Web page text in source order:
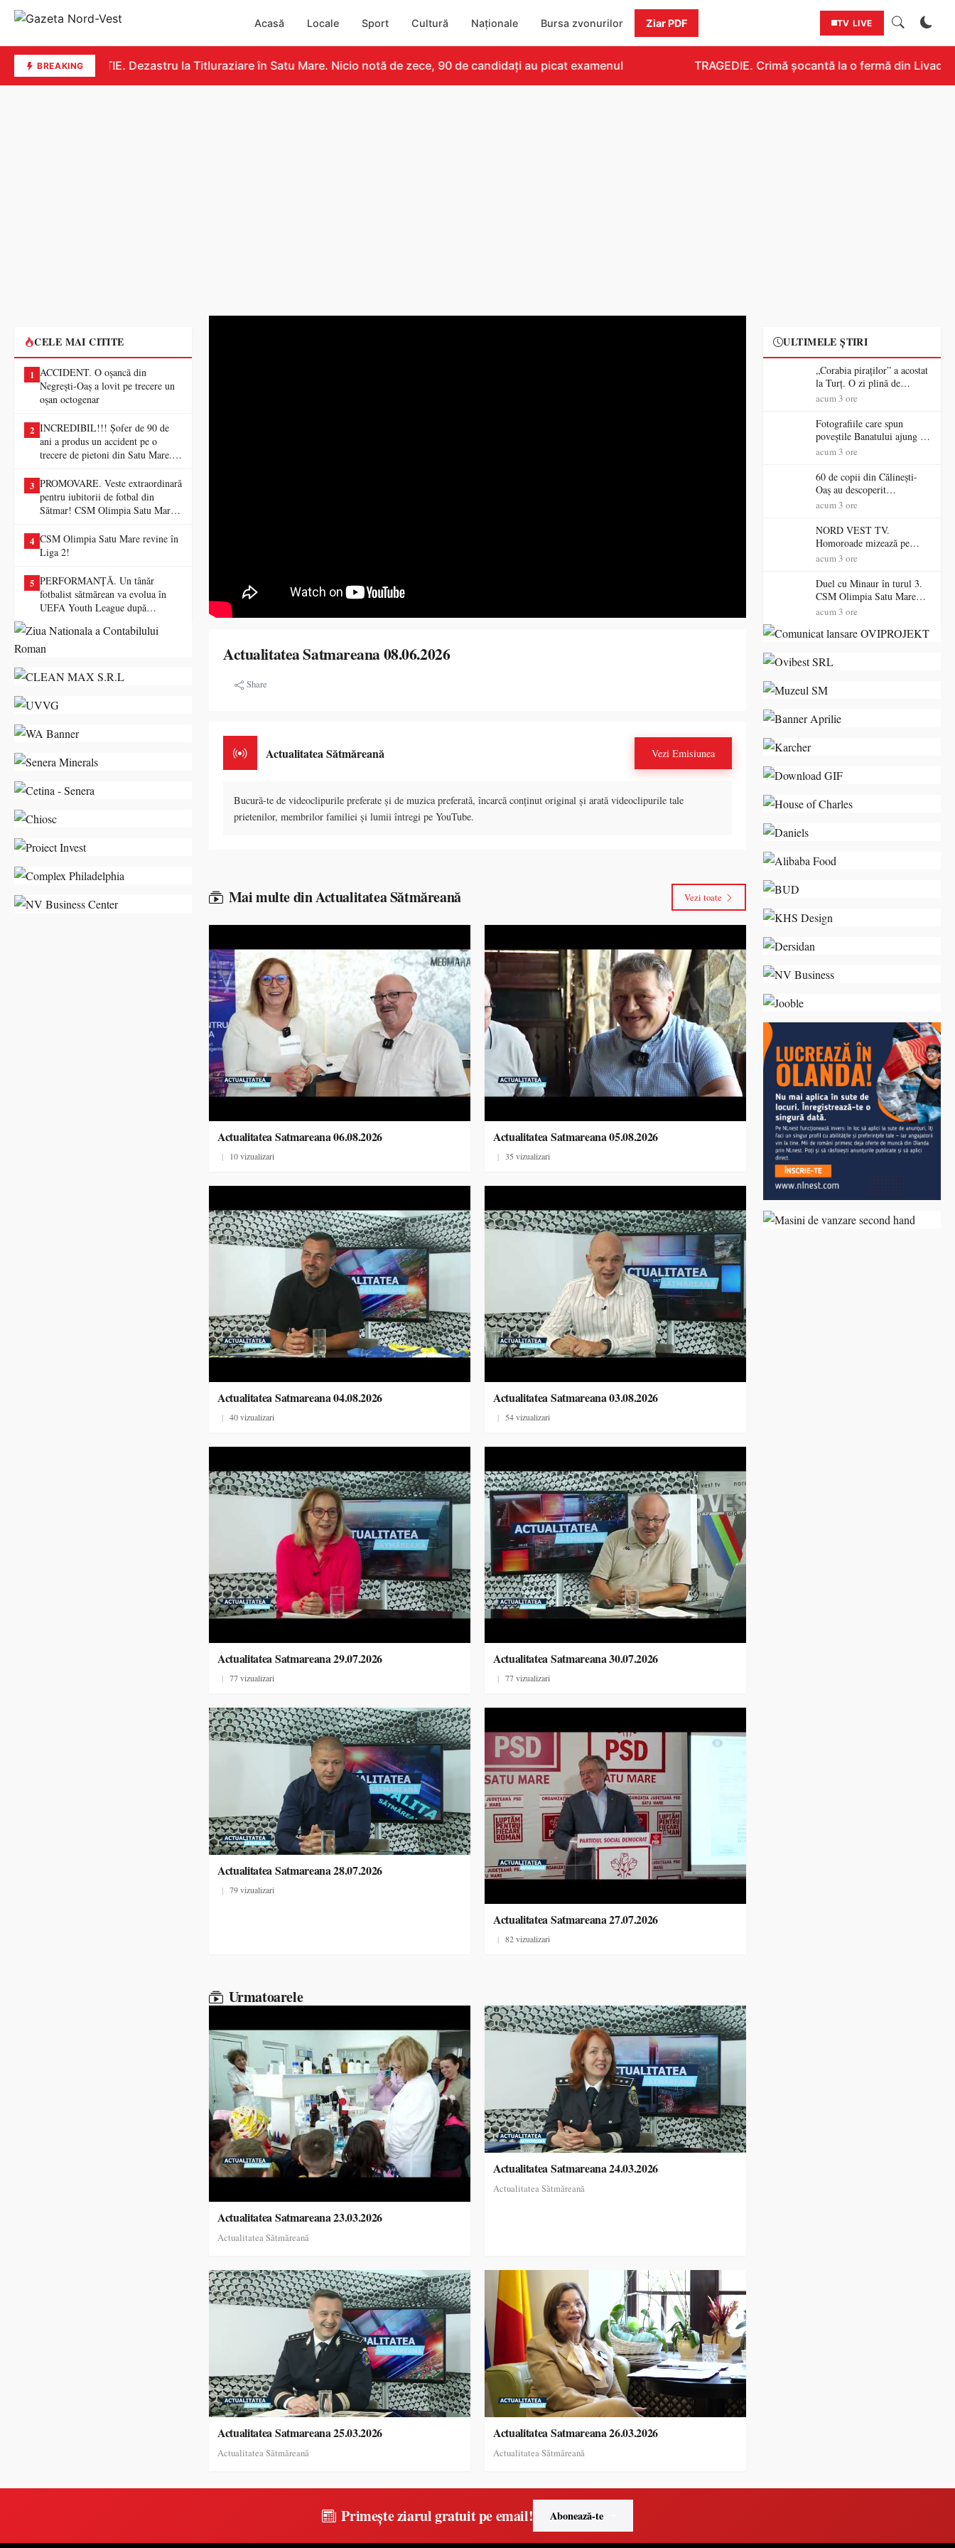
Acasă Locale Sport Cultură Naționale Bursa zvonurilor Ziar PDF TV LIVE
BREAKING
EDUCAȚIE. Dezastru la Titluraziare în Satu Mare. Nicio notă de zece, 90 de candidați au picat examenul TRAGEDIE. Crimă șocantă la o fermă din
CELE MAI CITITE
1 ACCIDENT. O oșancă din
Negrești-Oaș a lovit pe trecere un
oșan octogenar
2 INCREDIBIL!!! Șofer de 90 de
ani a produs un accident pe o
trecere de pietoni din Satu Mare. O
3 PROMOVARE. Veste extraordinară
pentru iubitorii de fotbal din
Sătmar! CSM Olimpia Satu Mare
4 CSM Olimpia Satu Mare revine în
Liga 2!
5 PERFORMANȚĂ. Un tânăr
fotbalist sătmărean va evolua în
UEFA Youth League după
Actualitatea Satmareana 08.06.2026
Share
Actualitatea Sătmăreană Vezi Emisiunea
Bucură-te de videoclipurile preferate și de muzica preferată, încarcă conținut original și arată videoclipurile tale
prietenilor, membrilor familiei și lumii întregi pe YouTube.
Mai multe din Actualitatea Sătmăreană Vezi toate
Actualitatea Satmareana 06.08.2026
| 10 vizualizari
Actualitatea Satmareana 05.08.2026
| 35 vizualizari
Actualitatea Satmareana 04.08.2026
| 40 vizualizari
Actualitatea Satmareana 03.08.2026
| 54 vizualizari
Actualitatea Satmareana 29.07.2026
| 77 vizualizari
Actualitatea Satmareana 30.07.2026
| 77 vizualizari
Actualitatea Satmareana 28.07.2026
| 79 vizualizari
Actualitatea Satmareana 27.07.2026
| 82 vizualizari
Urmatoarele
Actualitatea Satmareana 23.03.2026
Actualitatea Sătmăreană
Actualitatea Satmareana 24.03.2026
Actualitatea Sătmăreană
Actualitatea Satmareana 25.03.2026
Actualitatea Sătmăreană
Actualitatea Satmareana 26.03.2026
Actualitatea Sătmăreană
ULTIMELE ȘTIRI
„Corabia piraților” a acostat
la Turț. O zi plină de
aventură și lecții despre
tabăra de vară
acum 3 ore
Fotografiile care spun
poveștile Banatului ajung la
Muzeul de Artă Satu Mare
acum 3 ore
60 de copii din Călinești-
Oaș au descoperit
patrimoniul local la Casa
acum 3 ore
NORD VEST TV.
Homoroade mizează pe
tradiție, turism și investiții.
„Oțeloaia rămâne un brand
al Codrului”
acum 3 ore
Duel cu Minaur în turul 3.
CSM Olimpia Satu Mare
începe aventura în Cupa
acum 3 ore
Primește ziarul gratuit pe email! Abonează-te